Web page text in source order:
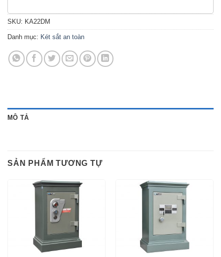
SKU: KA22DM
Danh mục: Két sắt an toàn
MÔ TẢ
SẢN PHẨM TƯƠNG TỰ